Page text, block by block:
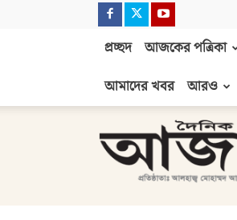
প্রচ্ছদ আজকের পত্রিকা
আমাদের খবর
আরও
আজাদী